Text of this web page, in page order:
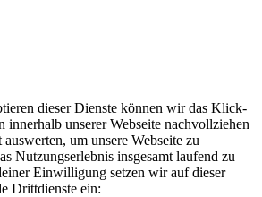
dieser Dienste können wir das Klick-
innerhalb unserer Webseite nachvollziehen
um unsere Webseite zu
Nutzungserlebnis insgesamt laufend zu
Einwilligung setzen wir auf dieser
Drittdienste ein: